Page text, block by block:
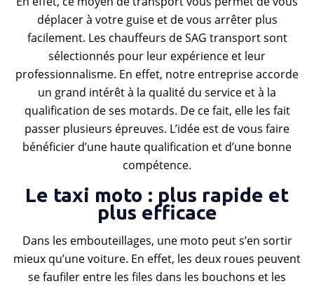
déplacer à votre guise et de vous arrêter plus
facilement. Les chauffeurs de SAG transport sont
sélectionnés pour leur expérience et leur
professionnalisme. En effet, notre entreprise accorde
un grand intérêt à la qualité du service et à la
qualification de ses motards. De ce fait, elle les fait
passer plusieurs épreuves. L’idée est de vous faire
bénéficier d’une haute qualification et d’une bonne
compétence.
Le taxi moto : plus rapide et
plus efficace
Dans les embouteillages, une moto peut s’en sortir
mieux qu’une voiture. En effet, les deux roues peuvent
se faufiler entre les files dans les bouchons et les